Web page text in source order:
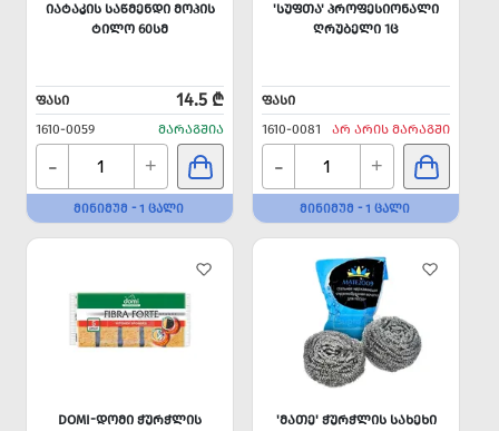
ᲘᲐᲢᲐᲙᲘᲡ ᲡᲐᲬᲛᲔᲜᲓᲘ ᲛᲝᲞᲘᲡ
ᲢᲘᲚᲝ 60ᲡᲛ
ᲤᲐᲡᲘ 14.5 ₾
1610-0059 ᲛᲐᲠᲐᲒᲨᲘᲐ
- +
ᲛᲘᲜᲘᲛᲣᲛ - 1 ᲪᲐᲚᲘ
'ᲡᲣᲤᲗᲐ' ᲞᲠᲝᲤᲔᲡᲘᲝᲜᲐᲚᲘ
ᲦᲠᲣᲑᲔᲚᲘ 1Ც
ᲤᲐᲡᲘ
1610-0081
ᲐᲠ ᲐᲠᲘᲡ ᲛᲐᲠᲐᲒᲨᲘ
- +
ᲛᲘᲜᲘᲛᲣᲛ - 1 ᲪᲐᲚᲘ
DOMI-ᲓᲝᲛᲘ ᲭᲣᲠᲭᲚᲘᲡ
'ᲛᲐᲗᲔ' ᲭᲣᲠᲭᲚᲘᲡ ᲡᲐᲮᲔᲮᲘ